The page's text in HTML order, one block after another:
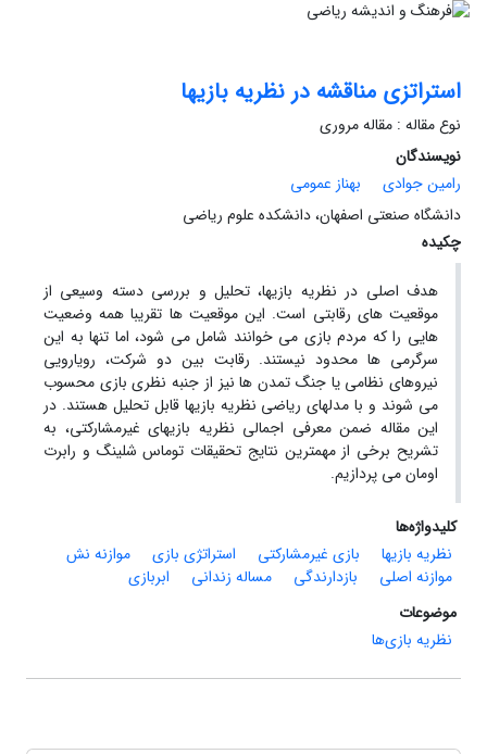
استراتزی مناقشه در نظریه بازیها
نوع مقاله : مقاله مروری
نویسندگان
رامین جوادی
بهناز عمومی
دانشگاه صنعتی اصفهان، دانشکده علوم ریاضی
چکیده
هدف اصلی در نظریه بازیها، تحلیل و بررسی دسته وسیعی از
موقعیت های رقابتی است. این موقعیت ها تقریبا همه وضعیت
هایی را که مردم بازی می خوانند شامل می شود، اما تنها به این
سرگرمی ها محدود نیستند. رقابت بین دو شرکت، رویارویی
نیروهای نظامی یا جنگ تمدن ها نیز از جنبه نظری بازی محسوب
می شوند و با مدلهای ریاضی نظریه بازیها قابل تحلیل هستند. در
این مقاله ضمن معرفی اجمالی نظریه بازیهای غیرمشارکتی، به
تشریح برخی از مهمترین نتایج تحقیقات توماس شلینگ و رابرت
اومان می پردازیم.
کلیدواژه‌ها
نظریه بازیها
بازی غیرمشارکتی استراتژی بازی
موازنه نش
موازنه اصلی
بازدارندگی مساله زندانی
ابربازی
موضوعات
نظریه بازی‌ها